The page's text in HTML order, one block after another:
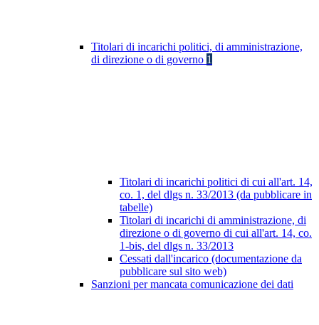
Titolari di incarichi politici, di amministrazione,
di direzione o di governo 1
Titolari di incarichi politici di cui all'art. 14,
co. 1, del dlgs n. 33/2013 (da pubblicare in
tabelle)
Titolari di incarichi di amministrazione, di
direzione o di governo di cui all'art. 14, co.
1-bis, del dlgs n. 33/2013
Cessati dall'incarico (documentazione da
pubblicare sul sito web)
Sanzioni per mancata comunicazione dei dati